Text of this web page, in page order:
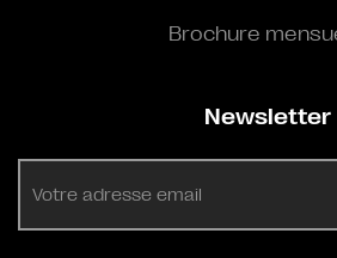
Brochure
Newsletter